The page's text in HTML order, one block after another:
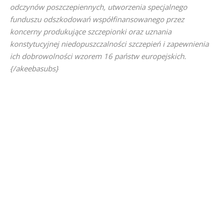
odczynów poszczepiennych, utworzenia specjalnego
funduszu odszkodowań współfinansowanego przez
koncerny produkujące szczepionki oraz uznania
konstytucyjnej niedopuszczalności szczepień i zapewnienia
ich dobrowolności wzorem 16 państw europejskich.
{/akeebasubs}